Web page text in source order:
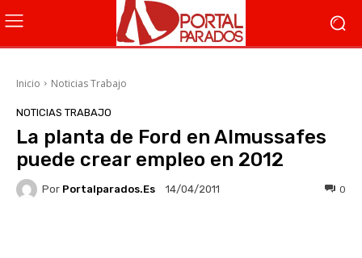
Inicio Noticias Trabajo
NOTICIAS TRABAJO
La planta de Ford en Almussafes
puede crear empleo en 2012
Por Portalparados.es 14/04/2011 0